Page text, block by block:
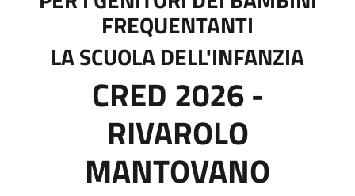
FREQUENTANTI
LA SCUOLA DELL'INFANZIA
CRED 2026 -
RIVAROLO
MANTOVANO